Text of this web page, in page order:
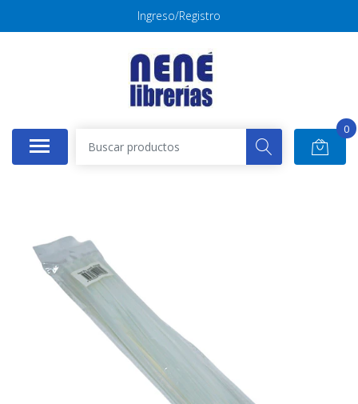
Ingreso/Registro
0